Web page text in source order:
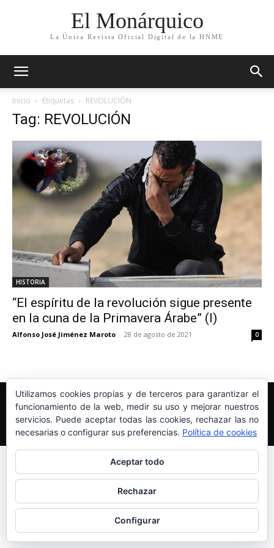
El Monárquico
La Única Revista Oficial Digital de la HNME
Inicio Etiquetas REVOLUCIÓN
Tag: REVOLUCIÓN
HISTORIA
“El espíritu de la revolución sigue presente
en la cuna de la Primavera Árabe” (I)
Alfonso José Jiménez Maroto - 28 de agosto de 2021 0
Edición y Redacción Aviso legal
Política de cookies
Más información sobre las cookies
© Newspaper WordPress Theme by TagDiv
Utilizamos cookies propias y de terceros para garantizar el
funcionamiento de la web, medir su uso y mejorar nuestros
servicios. Puede aceptar todas las cookies, rechazar las no
necesarias o configurar sus preferencias. Política de cookies
Aceptar todo
Rechazar
Configurar